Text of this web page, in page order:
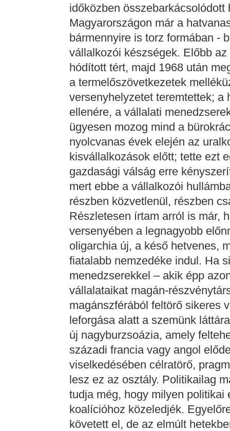
időközben
Magyarországon már a
bármennyire is torz formában -
vállalkozói készségek. Előbb
hódított tért, majd 1968 után
a termelőszövetkezetek
versenyhelyzetet teremtettek; a
ellenére, a vállalati
ügyesen mozog mind a
nyolcvanas évek elején az
kisvállalkozások előtt; tette ezt
gazdasági válság erre
mert ebbe a vállalkozói
részben közvetlenül, részben
Részletesen írtam arról is már,
versenyében a legnagyobb
oligarchia új, a késő hetvenes,
fiatalabb nemzedéke indul. Ha
menedzserekkel – akik épp
vállalataikat magán-
magánszférából feltörő sikeres
leforgása alatt a szemünk
új nagyburzsoázia, amely
századi francia vagy angol
viselkedésében célratörő,
lesz ez az osztály. Politikailag
tudja még, hogy milyen politikai
koalícióhoz közeledjék.
követett el, de az elmúlt